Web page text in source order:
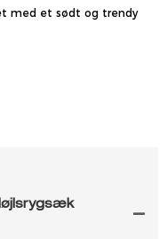
med et sødt og trendy